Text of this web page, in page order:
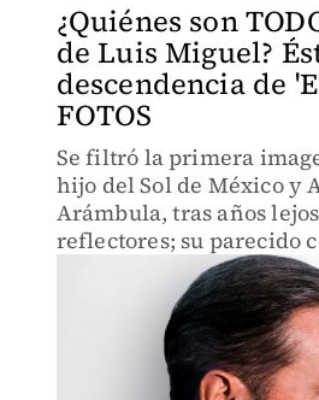
¿Quiénes son
de Luis Miguel?
descendencia de
FOTOS
Se filtró la primera
hijo del Sol de México y
Arámbula, tras años
reflectores; su parecido
causó sensación en redes